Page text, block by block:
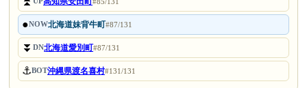
●NOW北海道妹背牛町#87/131
⏬DN北海道愛別町#87/131
⚓BOT沖縄県渡名喜村#131/131